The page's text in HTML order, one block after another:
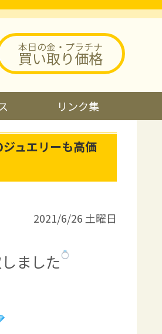
本日の金・プラチナ
買い取り価格
リンク集
ュエリーも高価
2021/6/26 土曜日
ました